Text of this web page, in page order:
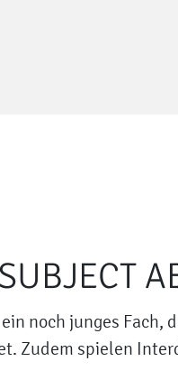
noch junges Fach,
Zudem spielen